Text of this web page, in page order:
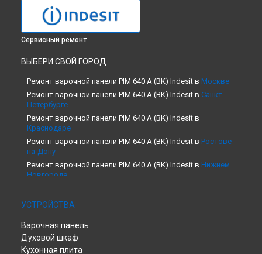
Сервисный ремонт
ВЫБЕРИ СВОЙ ГОРОД
Ремонт варочной панели PIM 640 A (BK) Indesit в Москве
Ремонт варочной панели PIM 640 A (BK) Indesit в Санкт-
Петербурге
Ремонт варочной панели PIM 640 A (BK) Indesit в
Краснодаре
Ремонт варочной панели PIM 640 A (BK) Indesit в Ростове-
на-Дону
Ремонт варочной панели PIM 640 A (BK) Indesit в Нижнем
Новгороде
Новосибирске
Челябинске
Ремонт варочной панели PIM 640 A (BK) Indesit в
Екатеринбурге
УСТРОЙСТВА
Варочная панель
Духовой шкаф
Кухонная плита